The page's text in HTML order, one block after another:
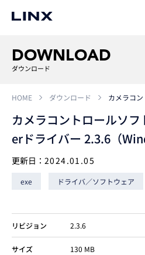
事例
SIパートナー
サポート
企業情報
採用
DOWNLOAD
ダウンロード
HOME ダウンロード カメラコ
カメラコントロールソ
erドライバー 2.3.6（
更新日： 2024.01.05
exe ドライバ／ソフトウェア
リビジョン 2.3.6
サイズ 130 MB